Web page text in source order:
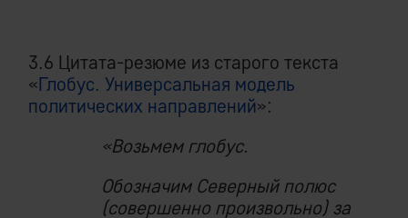
3.6 Цитата-резюме из старого текста
«Глобус. Универсальная модель
политических направлений»:
«Возьмем глобус.
Обозначим Северный полюс
(совершенно произвольно) за